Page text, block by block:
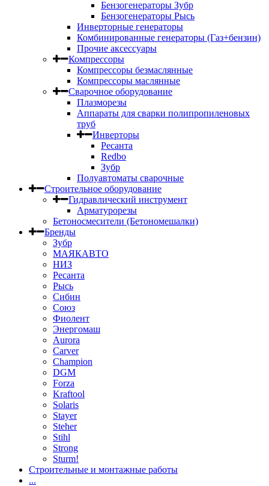
Бензогенераторы Зубр
Бензогенераторы Рысь
Инверторные генераторы
Комбинированные генераторы (Газ+бензин)
Прочие аксессуары
Компрессоры
Компрессоры безмаслянные
Компрессоры маслянные
Сварочное оборудование
Плазморезы
Аппараты для сварки полипропиленовых
труб
Инверторы
Ресанта
Redbo
Зубр
Полуавтоматы сварочные
Строительное оборудование
Гидравлический инструмент
Арматурорезы
Бетоносмесители (Бетономешалки)
Бренды
Зубр
МАЯКАВТО
НИЗ
Ресанта
Рысь
Сибин
Союз
Фиолент
Энергомаш
Aurora
Carver
Champion
DGM
Forza
Kraftool
Solaris
Stayer
Steher
Stihl
Strong
Sturm!
Строительные и монтажные работы
...